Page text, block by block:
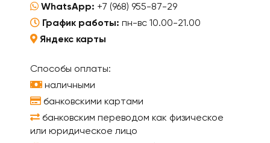
WhatsApp: +7 (968) 955-87-29
График работы: пн-вс 10.00-21.00
Яндекс карты
Способы оплаты:
наличными
банковскими картами
банковским переводом как физическое
или юридическое лицо